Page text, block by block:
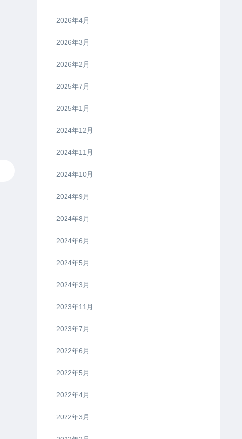
2026年4月
2026年3月
2026年2月
2025年7月
2025年1月
2024年12月
2024年11月
2024年10月
2024年9月
2024年8月
2024年6月
2024年5月
2024年3月
2023年11月
2023年7月
2022年6月
2022年5月
2022年4月
2022年3月